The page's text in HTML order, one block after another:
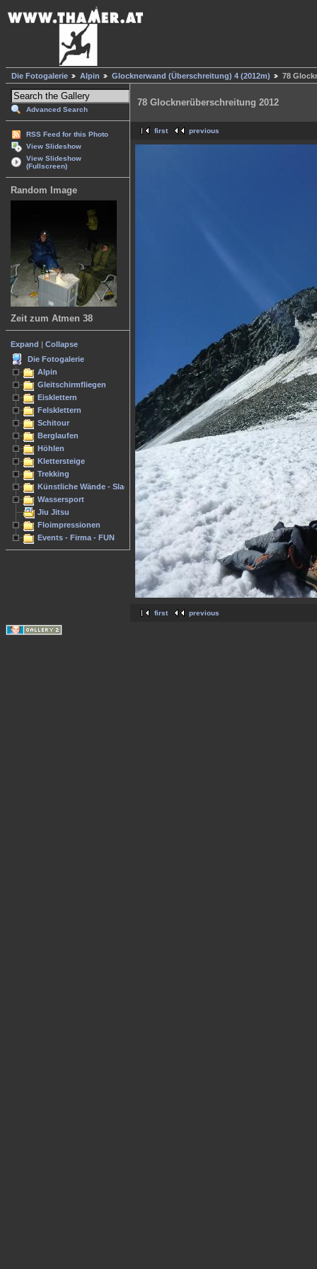
Die Fotogalerie Alpin Glocknerwand (Überschreitung) 4 (2012m) 78
Advanced Search
RSS Feed for this Photo
View Slideshow
View Slideshow
(Fullscreen)
Random Image
Zeit zum Atmen 38
Expand
Collapse
Die Fotogalerie
Alpin
Gleitschirmfliegen
Eisklettern
Felsklettern
Schitour
Berglaufen
Höhlen
Klettersteige
Trekking
Künstliche Wände - Slacken
Wassersport
Jiu Jitsu
Floimpressionen
Events - Firma - FUN
78 Glocknerüberschreitung 2012
first previous
first previous